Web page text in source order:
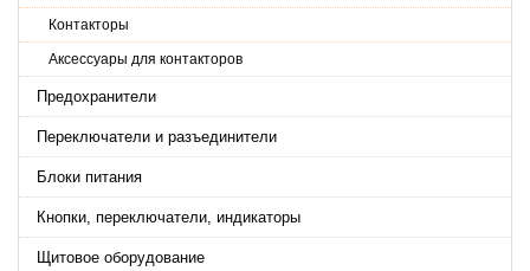
Контакторы
Аксессуары для контакторов
Предохранители
Переключатели и разъединители
Блоки питания
Кнопки, переключатели, индикаторы
Щитовое оборудование